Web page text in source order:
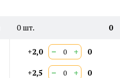
0шт. 0
+2,0 − + 0
+2,5 − + 0